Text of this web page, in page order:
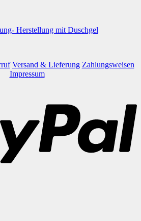
Herstellung mit Duschgel
Versand & Lieferung Zahlungsweisen
Impressum